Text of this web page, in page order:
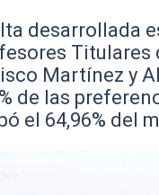
desarrollada
Titulares
Martínez y
de las
el 64,96% del